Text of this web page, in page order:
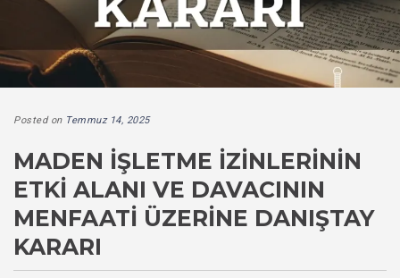
Posted on Temmuz 14, 2025
MADEN İŞLETME İZINLERININ
ETKI ALANI VE DAVACININ
MENFAATI ÜZERINE DANIŞTAY
KARARI